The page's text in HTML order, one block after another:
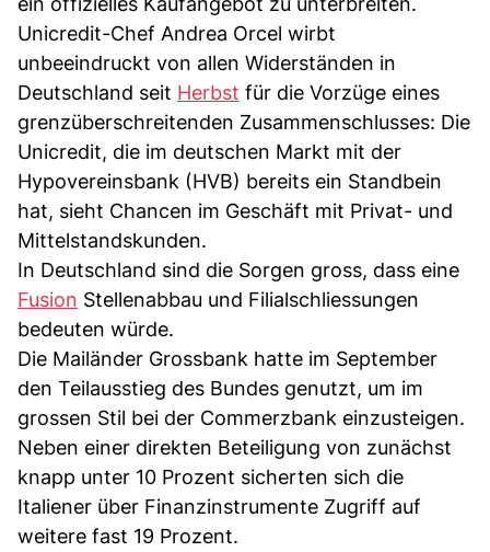
Unicredit-Chef Andrea Orcel wirbt
unbeeindruckt von allen Widerständen in
Deutschland seit Herbst für die Vorzüge eines
grenzüberschreitenden Zusammenschlusses: Die
Unicredit, die im deutschen Markt mit der
Hypovereinsbank (HVB) bereits ein Standbein
hat, sieht Chancen im Geschäft mit Privat- und
Mittelstandskunden.
In Deutschland sind die Sorgen gross, dass eine
Fusion Stellenabbau und Filialschliessungen
bedeuten würde.
Die Mailänder Grossbank hatte im September
den Teilausstieg des Bundes genutzt, um im
grossen Stil bei der Commerzbank einzusteigen.
Neben einer direkten Beteiligung von zunächst
knapp unter 10 Prozent sicherten sich die
Italiener über Finanzinstrumente Zugriff auf
weitere fast 19 Prozent.